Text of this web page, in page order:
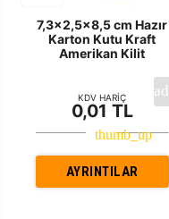
7,3x2,5x8,5 cm Hazır
Karton Kutu Kraft
Amerikan Kilit
KDV HARİÇ
0,01 TL
AYRINTILAR